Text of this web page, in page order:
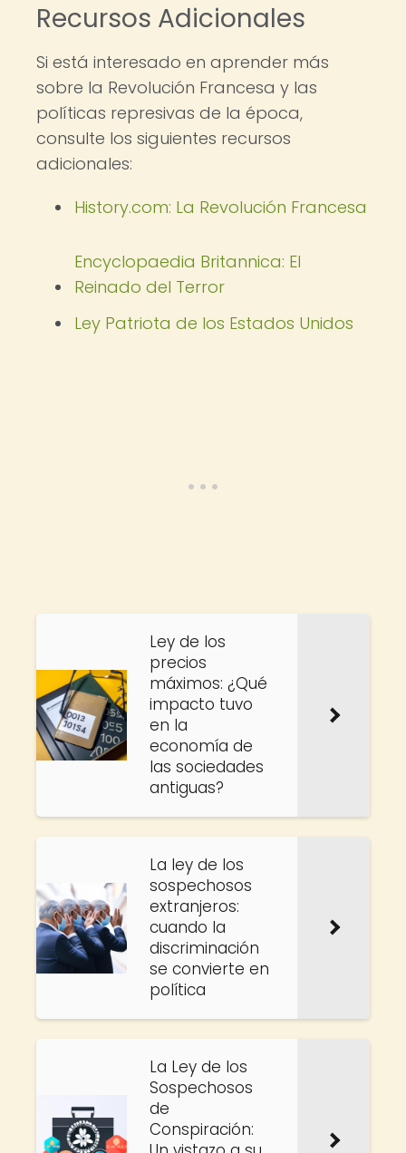
Recursos Adicionales
Si está interesado en aprender más
sobre la Revolución Francesa y las
políticas represivas de la época,
consulte los siguientes recursos
adicionales:
History.com: La Revolución Francesa
Encyclopaedia Britannica: El
Reinado del Terror
Ley Patriota de los Estados Unidos
Ley de los
precios
máximos: ¿Qué
impacto tuvo
en la
economía de
las sociedades
antiguas?
La ley de los
sospechosos
extranjeros:
cuando la
discriminación
se convierte en
política
La Ley de los
Sospechosos
de
Conspiración: